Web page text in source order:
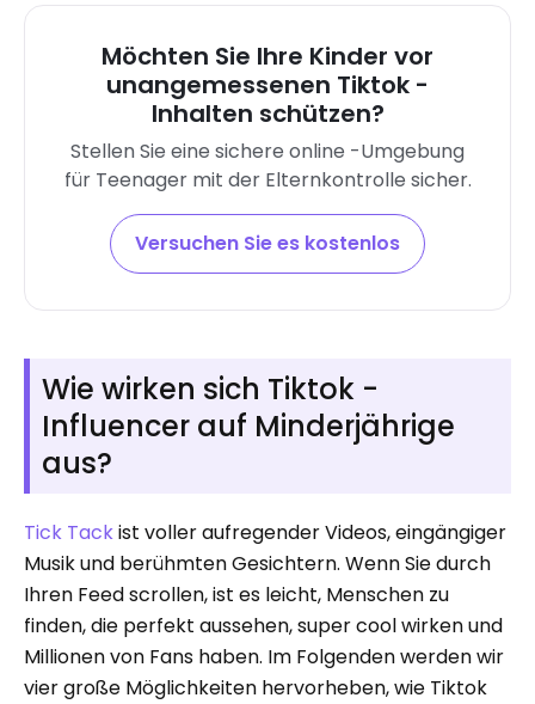
Möchten Sie Ihre Kinder vor
unangemessenen Tiktok -
Inhalten schützen?
Stellen Sie eine sichere online -Umgebung
für Teenager mit der Elternkontrolle sicher.
Versuchen Sie es kostenlos
Wie wirken sich Tiktok -
Influencer auf Minderjährige
aus?
Tick ​​Tackist voller aufregender Videos, eingängiger
Musik und berühmten Gesichtern. Wenn Sie durch
Ihren Feed scrollen, ist es leicht, Menschen zu
finden, die perfekt aussehen, super cool wirken und
Millionen von Fans haben. Im Folgenden werden wir
vier große Möglichkeiten hervorheben, wie Tiktok